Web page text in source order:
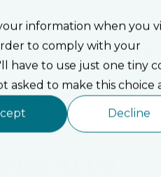
information when you
to comply with your
have to use just one tiny
asked to make this choice
Decline
Open main navigation
AI (fd Bard)...